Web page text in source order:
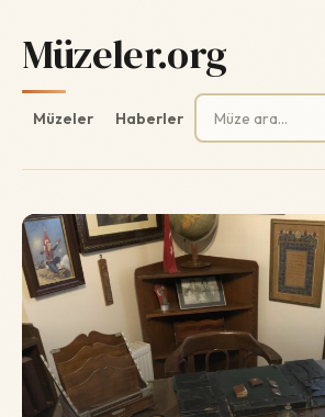
Müzeler.org
Müzeler Haberler
Arama: